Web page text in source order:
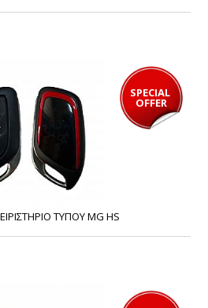
SPECIAL
OFFER
ΤΥΠΟΥ MG HS